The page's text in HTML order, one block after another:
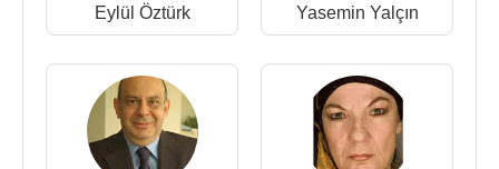
2019 - Hasbihal (Sinema Filmi)
2018 -Kafalar Karışık(Sinema Filmi)
2018 - Deniz ve Güneş (Mümtaz)(Sinema Filmi)
2018 - Benim Adım Osssman(Sinema Filmi)
2017 - Şehrin efendileri (Sinema Filmi)
2017 - Son Haber (Sinema Filmi)
Eylül Öztürk Yasemin Yalçın